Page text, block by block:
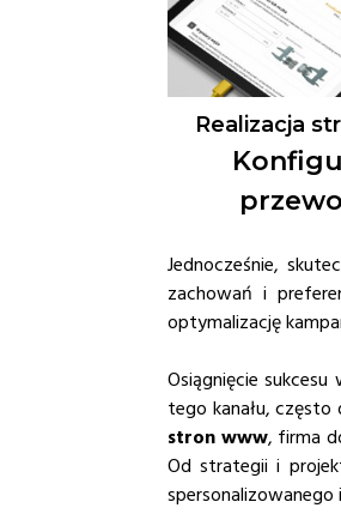
Realizacja
Jednocześnie,
zachowań i
optymalizację
Osiągnięcie
tego kanału, często
stron www, firma
Od strategii i
spersonalizowanego